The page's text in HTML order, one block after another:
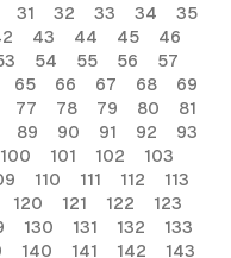
31 32 33 34
35
43 44 45
46
54 55 56
57
65 66 67 68
69
77 78 79 80
81
89 90 91 92
93
100 101 102
103
110 111 112
113
120 121 122
123
130 131 132
133
140 141 142 143